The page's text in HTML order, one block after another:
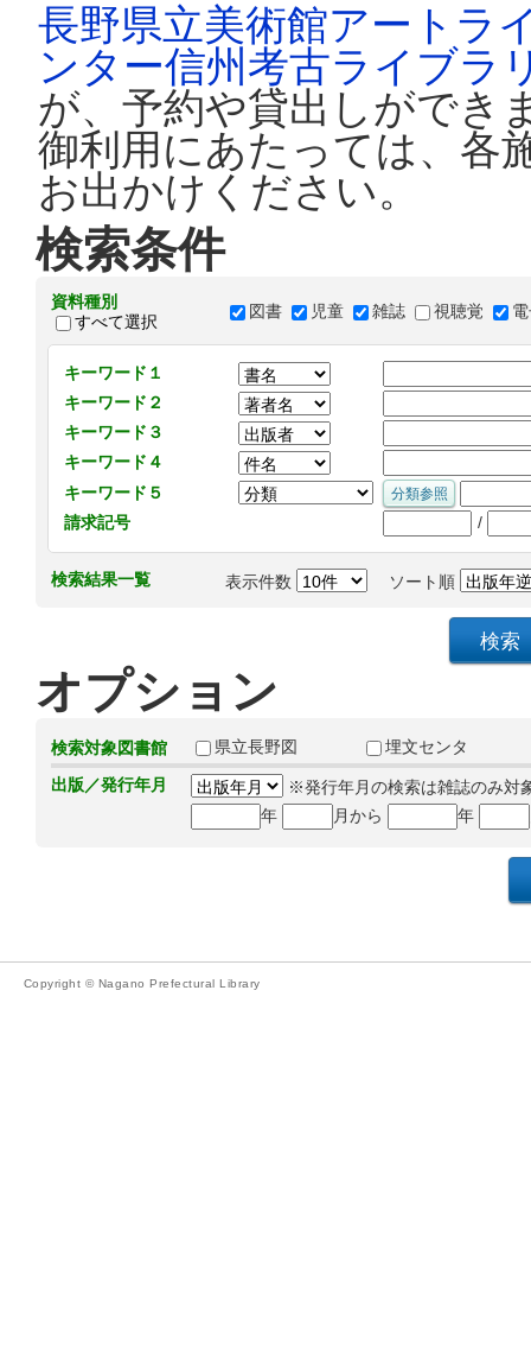
長野県立美術館アートラ
ンター信州考古ライブラ
が、予約や貸出しができ
御利用にあたっては、各
お出かけください。
検索条件
資料種別
すべて選択
図書 児童 雑誌 視聴覚
キーワード１
キーワード２
キーワード３
キーワード４
キーワード５
請求記号
/
検索結果一覧 表示件数 ソート順
オプション
検索対象図書館 県立長野図
埋文センタ
出版／発行年月
※発行年月の検索は雑誌のみ対
年
月から 年
Copyright © Nagano Prefectural Library